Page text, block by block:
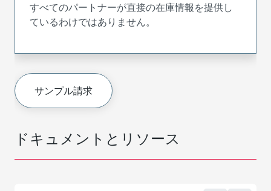
ドキュメントとリソース
すべてのパートナーが直接の在庫情報を提供し
ているわけではありません。
サンプル請求